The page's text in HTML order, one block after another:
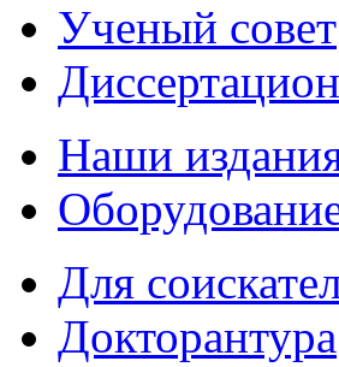
Ученый совет
Наши
Для
Докторантура